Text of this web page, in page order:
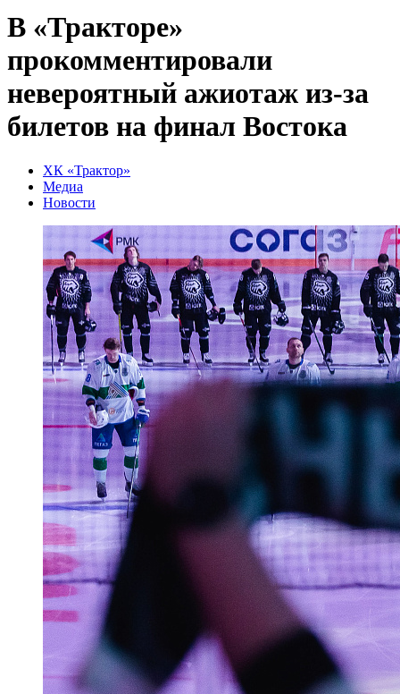
В «Тракторе»
прокомментировали
невероятный ажиотаж из-за
билетов на финал Востока
ХК «Трактор»
Медиа
Новости